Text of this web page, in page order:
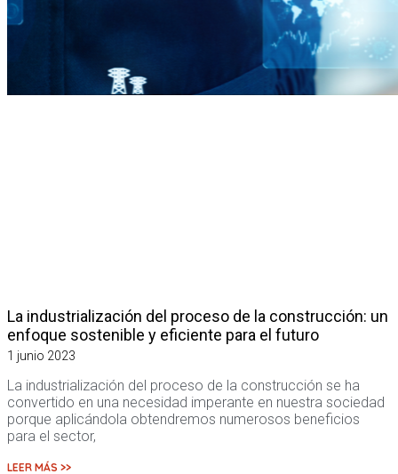
La industrialización del proceso de la construcción: un
enfoque sostenible y eficiente para el futuro
1 junio 2023
La industrialización del proceso de la construcción se ha
convertido en una necesidad imperante en nuestra sociedad
porque aplicándola obtendremos numerosos beneficios
para el sector,
LEER MÁS >>